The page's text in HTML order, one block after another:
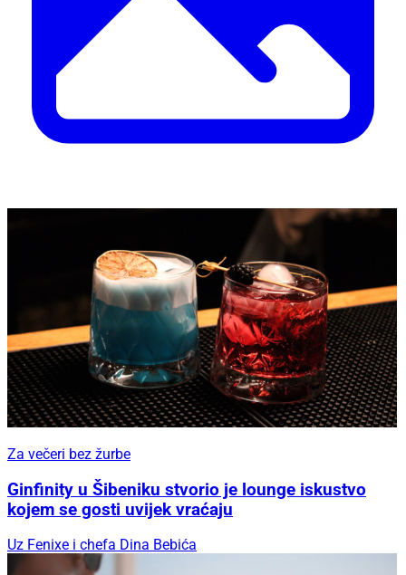
Za večeri bez žurbe
Ginfinity u Šibeniku stvorio je lounge iskustvo
kojem se gosti uvijek vraćaju
Uz Fenixe i chefa Dina Bebića